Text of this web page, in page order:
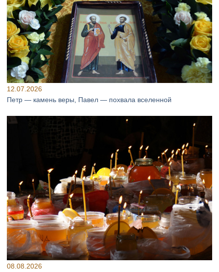
12.07.2026
Петр — камень веры, Павел — похвала вселенной
08.08.2026